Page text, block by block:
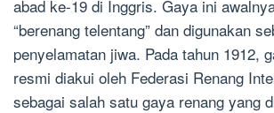
abad ke-19 di Inggris. Gaya ini
“berenang telentang” dan digunakan
penyelamatan jiwa. Pada tahun 1912,
resmi diakui oleh Federasi Renang
sebagai salah satu gaya renang yang